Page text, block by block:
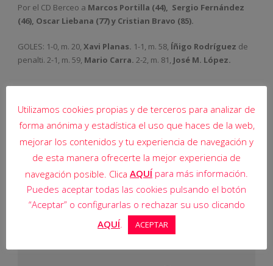
Por el CD Berceo a Marcos Portilla (44), Sergio Fernández
(46), Oscar Liebana (77) y Cristian Bravo (85).
GOLES: 1-0, m. 20, Xavi Planas. 1-1, m. 58, Íñigo Rodríguez de
penalti. 2-1, m. 59, Mario Carra. 2-2, m. 81, José M. López.
Utilizamos cookies propias y de terceros para analizar de
forma anónima y estadística el uso que haces de la web,
mejorar los contenidos y tu experiencia de navegación y
de esta manera ofrecerte la mejor experiencia de
navegación posible. Clica AQUÍpara más información.
Puedes aceptar todas las cookies pulsando el botón
“Aceptar” o configurarlas o rechazar su uso clicando
AQUÍ. ACEPTAR